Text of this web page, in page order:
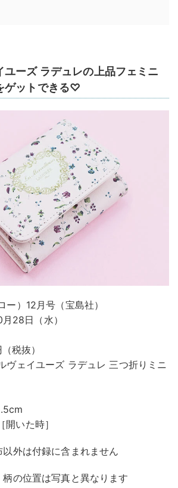
ユーズ ラデュレの上品フェミニ
ゲットできる♡
ー）12月号（宝島社）
28日（水）
税抜）
ヴェイユーズ ラデュレ 三つ折りミニ
いた時］
外は付録に含まれません
の位置は写真と異なります